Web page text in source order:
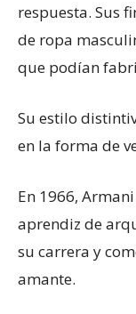
respuesta. Sus
de ropa
que podían
Su estilo
en la forma de
En 1966,
aprendiz de
su carrera y
amante.